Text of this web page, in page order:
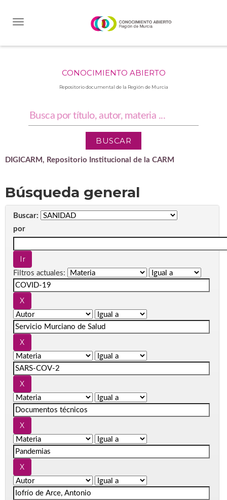
CONOCIMIENTO ABIERTO
Repositorio documental de la Región de Murcia
DIGICARM, Repositorio Institucional de la CARM
Búsqueda general
Buscar:
por
Filtros actuales: